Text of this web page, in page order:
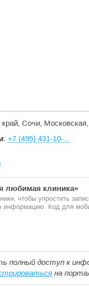
Сочи,
: +7 (495) 431-10-...
любимая клиника»
чтобы упростить
информацию. Код для
полный доступ к
на